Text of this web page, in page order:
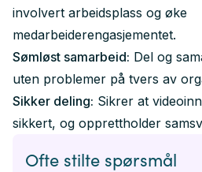
involvert arbeidsplass og øke
medarbeiderengasjementet.
Sømløst samarbeid: Del og
uten problemer på tvers av
Sikker deling: Sikrer at
sikkert, og opprettholder
Ofte stilte spørsmål